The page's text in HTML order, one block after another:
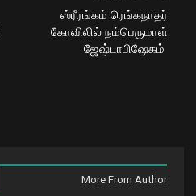
ஸ்ரீரங்கம் ரெங்கநாதர்
கோவிலில் நம்பெருமாள்
ஜேஷ்டாபிஷேகம்
More From Author